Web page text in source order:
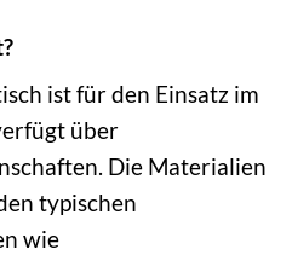
ist für den Einsatz im
über
Die Materialien
typischen
wie